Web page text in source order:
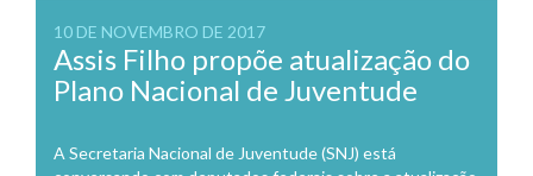
10 DE NOVEMBRO DE 2017
Assis Filho propõe atualização do
Plano Nacional de Juventude
A Secretaria Nacional de Juventude (SNJ) está